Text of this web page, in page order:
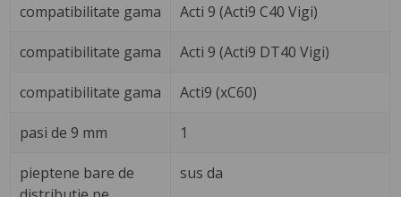
compatibilitate gama Acti 9 (Acti9 C40 Vigi)
compatibilitate gama Acti 9 (Acti9 DT40 Vigi)
compatibilitate gama Acti9 (xC60)
pasi de 9 mm 1
pieptene bare de
sus da